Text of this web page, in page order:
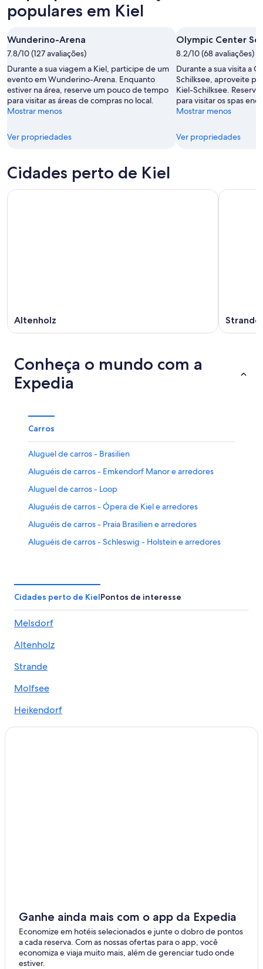
de
-
8
de
ago.
amanhã
à
8
de
ago.
-
9
de
ago.
Kiel
para
fim
de
semana,
7
de
ago.
-
de
populares em Kiel
Wunderino-Arena
7.8/10 (127 avaliações)
Durante a sua viagem a Kiel, participe de um
evento em Wunderino-Arena. Enquanto
estiver na área, reserve um pouco de tempo
para visitar as áreas de compras no local.
Mostrar menos
Ver propriedades
Olympic Center
8.2/10 (68 avaliações)
Durante a sua visita a
Schilksee, aproveite
Kiel-Schilksee.
para visitar os spas
Mostrar menos
Ver propriedades
Cidades perto de Kiel
Altenholz Strande
Conheça o mundo com a
Expedia
Carros
Aluguel de carros - Brasilien
Aluguéis de carros - Emkendorf Manor e arredores
Aluguel de carros - Loop
Aluguéis de carros - Ópera de Kiel e arredores
Aluguéis de carros - Praia Brasilien e arredores
Aluguéis de carros - Schleswig - Holstein e arredores
Cidades perto de KielPontos de interesse
Melsdorf
Altenholz
Strande
Molfsee
Heikendorf
Ganhe ainda mais com o app da Expedia
Economize em hotéis selecionados e junte o dobro de pontos
a cada reserva. Com as nossas ofertas para o app, você
economiza e viaja muito mais, além de gerenciar tudo onde
estiver.